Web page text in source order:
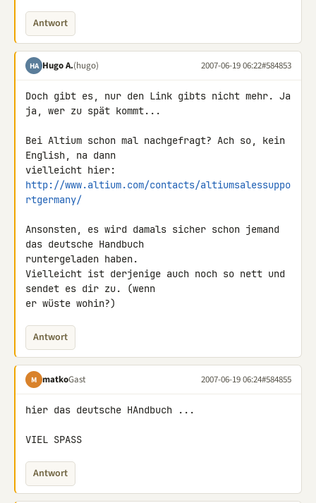
Antwort
HA Hugo A.(hugo) 2007-06-19 06:22#584853
Doch gibt es, nur den Link gibts nicht mehr. Ja
ja, wer zu spät kommt...
Bei Altium schon mal nachgefragt? Ach so, kein
English, na dann
http://www.altium.com/contacts/altiumsalessuppo
rtgermany/
Ansonsten, es wird damals sicher schon jemand
das deutsche Handbuch
runtergeladen haben.
Vielleicht ist derjenige auch noch so nett und
sendet es dir zu. (wenn
er wüste wohin?)
Antwort
M matkoGast 2007-06-19 06:24#584855
hier das deutsche HAndbuch ...
VIEL SPASS
Antwort